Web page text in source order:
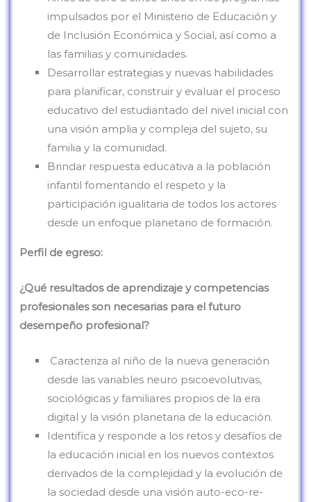
impulsados por el Ministerio de Educación y
de Inclusión Económica y Social, así como a
las familias y comunidades.
Desarrollar estrategias y nuevas habilidades
para planificar, construir y evaluar el proceso
educativo del estudiantado del nivel inicial con
una visión amplia y compleja del sujeto, su
familia y la comunidad.
Brindar respuesta educativa a la población
infantil fomentando el respeto y la
participación igualitaria de todos los actores
desde un enfoque planetario de formación.
Perfil de egreso:
¿Qué resultados de aprendizaje y competencias
profesionales son necesarias para el futuro
desempeño profesional?
Caracteriza al niño de la nueva generación
desde las variables neuro psicoevolutivas,
sociológicas y familiares propios de la era
digital y la visión planetaria de la educación.
Identifica y responde a los retos y desafíos de
la educación inicial en los nuevos contextos
derivados de la complejidad y la evolución de
la sociedad desde una visión auto-eco-re-